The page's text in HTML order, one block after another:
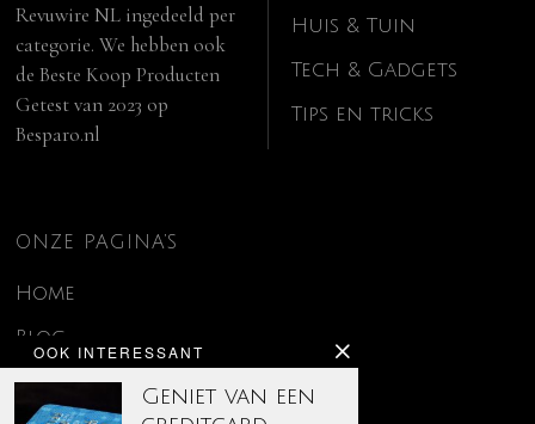
OOK INTERESSANT
Geniet van een
Revuwire NL ingedeeld per
categorie. We hebben ook
deBeste Koop Producten
Getest van 2023 op
Besparo.nl
Huis & Tuin
Tech & Gadgets
Tips en tricks
ONZE PAGINA’S
Home
Blog
Contact